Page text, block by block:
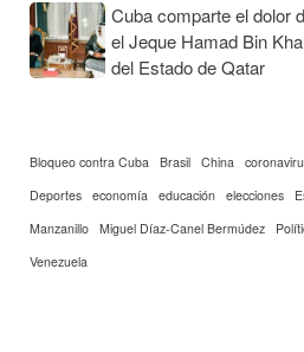
Cuba comparte el dolor
el Jeque Hamad Bin
del Estado de Qatar
Bloqueo contra Cuba Brasil China
Deportes economía educación elecciones
Manzanillo Miguel Díaz-Canel Bermúdez
Venezuela